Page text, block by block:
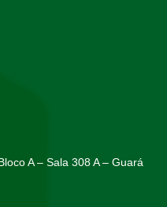
A – Sala 308 A – Guará